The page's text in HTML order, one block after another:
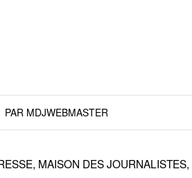
PAR MDJWEBMASTER
, MAISON DES JOURNALISTES,